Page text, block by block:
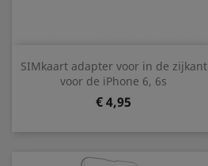
SIMkaart adapter voor in de zijkant
voor de iPhone 6, 6s
Prijs
€ 4,95